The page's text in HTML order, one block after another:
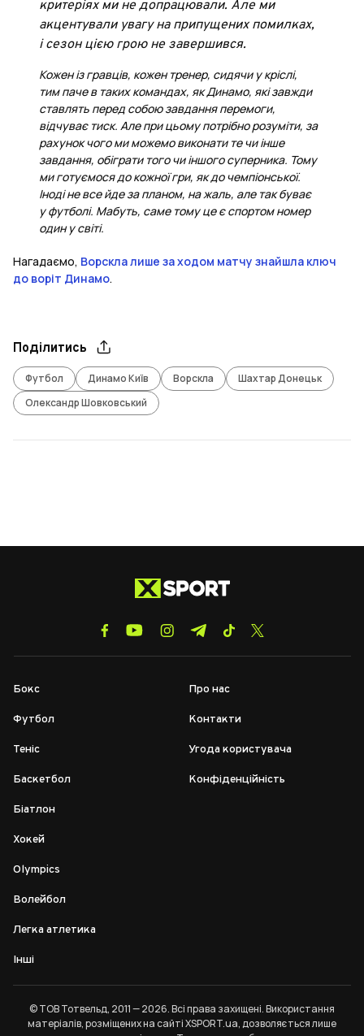
критеріях ми не допрацювали. Але ми
акцентували увагу на припущених помилках,
і сезон цією грою не завершився.
Кожен із гравців, кожен тренер, сидячи у кріслі,
тим паче в таких командах, як Динамо, які завжди
ставлять перед собою завдання перемоги,
відчуває тиск. Але при цьому потрібно розуміти, за
рахунок чого ми можемо виконати те чи інше
завдання, обіграти того чи іншого суперника. Тому
ми готуємося до кожної гри, як до чемпіонської.
Іноді не все йде за планом, на жаль, але так буває
у футболі. Мабуть, саме тому це є спортом номер
один у світі.
Нагадаємо, Ворскла лише за ходом матчу знайшла ключ
до воріт Динамо.
Поділитись
Футбол Динамо Київ Ворскла
Шахтар Донецьк
Олександр Шовковський
Бокс
Футбол
Теніс
Баскетбол
Біатлон
Хокей
Olympics
Волейбол
Легка атлетика
Інші
Про нас
Контакти
Угода користувача
Конфіденційність
© ТОВ Тотвельд, 2011 — 2026. Всі права захищені. Використання
матеріалів, розміщених на сайті XSPORT.ua, дозволяється лише